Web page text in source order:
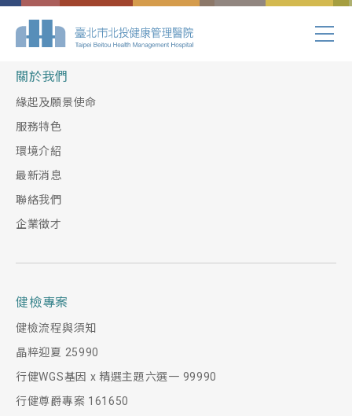
Index.php
關於我們
緣起及願景使命
服務特色
環境介紹
最新消息
聯絡我們
企業徵才
健檢專案
健檢流程與須知
晶粹迎夏 25990
行健WGS基因 x 精選主題六選一 99990
行健尊爵專案 161650